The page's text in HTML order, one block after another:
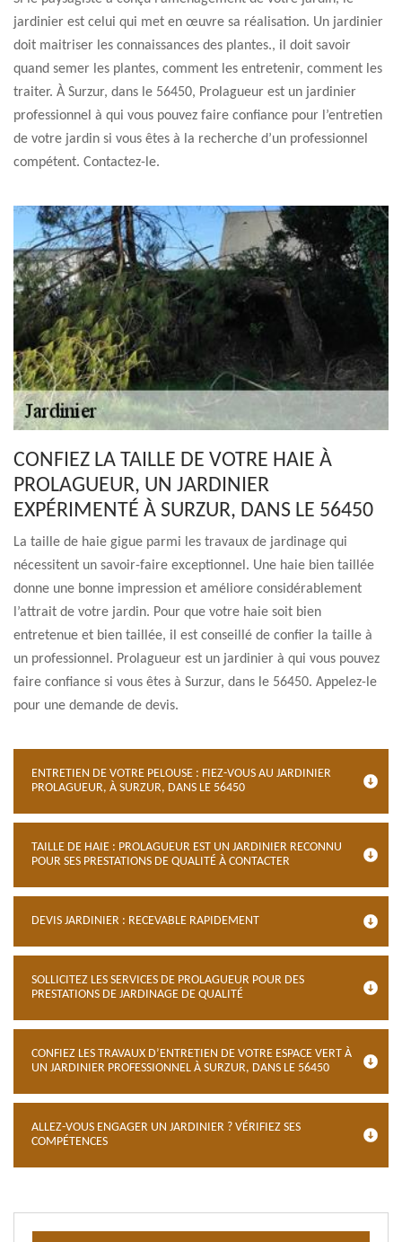
jardinier est celui qui met en œuvre sa réalisation. Un jardinier
doit maitriser les connaissances des plantes., il doit savoir
quand semer les plantes, comment les entretenir, comment les
traiter. À Surzur, dans le 56450, Prolagueur est un jardinier
professionnel à qui vous pouvez faire confiance pour l’entretien
de votre jardin si vous êtes à la recherche d’un professionnel
compétent. Contactez-le.
CONFIEZ LA TAILLE DE VOTRE HAIE À
PROLAGUEUR, UN JARDINIER
EXPÉRIMENTÉ À SURZUR, DANS LE 56450
La taille de haie gigue parmi les travaux de jardinage qui
nécessitent un savoir-faire exceptionnel. Une haie bien taillée
donne une bonne impression et améliore considérablement
l’attrait de votre jardin. Pour que votre haie soit bien
entretenue et bien taillée, il est conseillé de confier la taille à
un professionnel. Prolagueur est un jardinier à qui vous pouvez
faire confiance si vous êtes à Surzur, dans le 56450. Appelez-le
pour une demande de devis.
ENTRETIEN DE VOTRE PELOUSE : FIEZ-VOUS AU JARDINIER
PROLAGUEUR, À SURZUR, DANS LE 56450
TAILLE DE HAIE : PROLAGUEUR EST UN JARDINIER RECONNU
POUR SES PRESTATIONS DE QUALITÉ À CONTACTER
DEVIS JARDINIER : RECEVABLE RAPIDEMENT
SOLLICITEZ LES SERVICES DE PROLAGUEUR POUR DES
PRESTATIONS DE JARDINAGE DE QUALITÉ
CONFIEZ LES TRAVAUX D’ENTRETIEN DE VOTRE ESPACE VERT À
UN JARDINIER PROFESSIONNEL À SURZUR, DANS LE 56450
ALLEZ-VOUS ENGAGER UN JARDINIER ? VÉRIFIEZ SES
COMPÉTENCES